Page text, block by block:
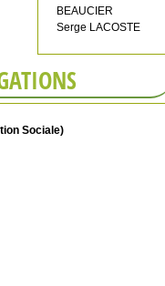
BEAUCIER
Serge LACOSTE
Sociale)